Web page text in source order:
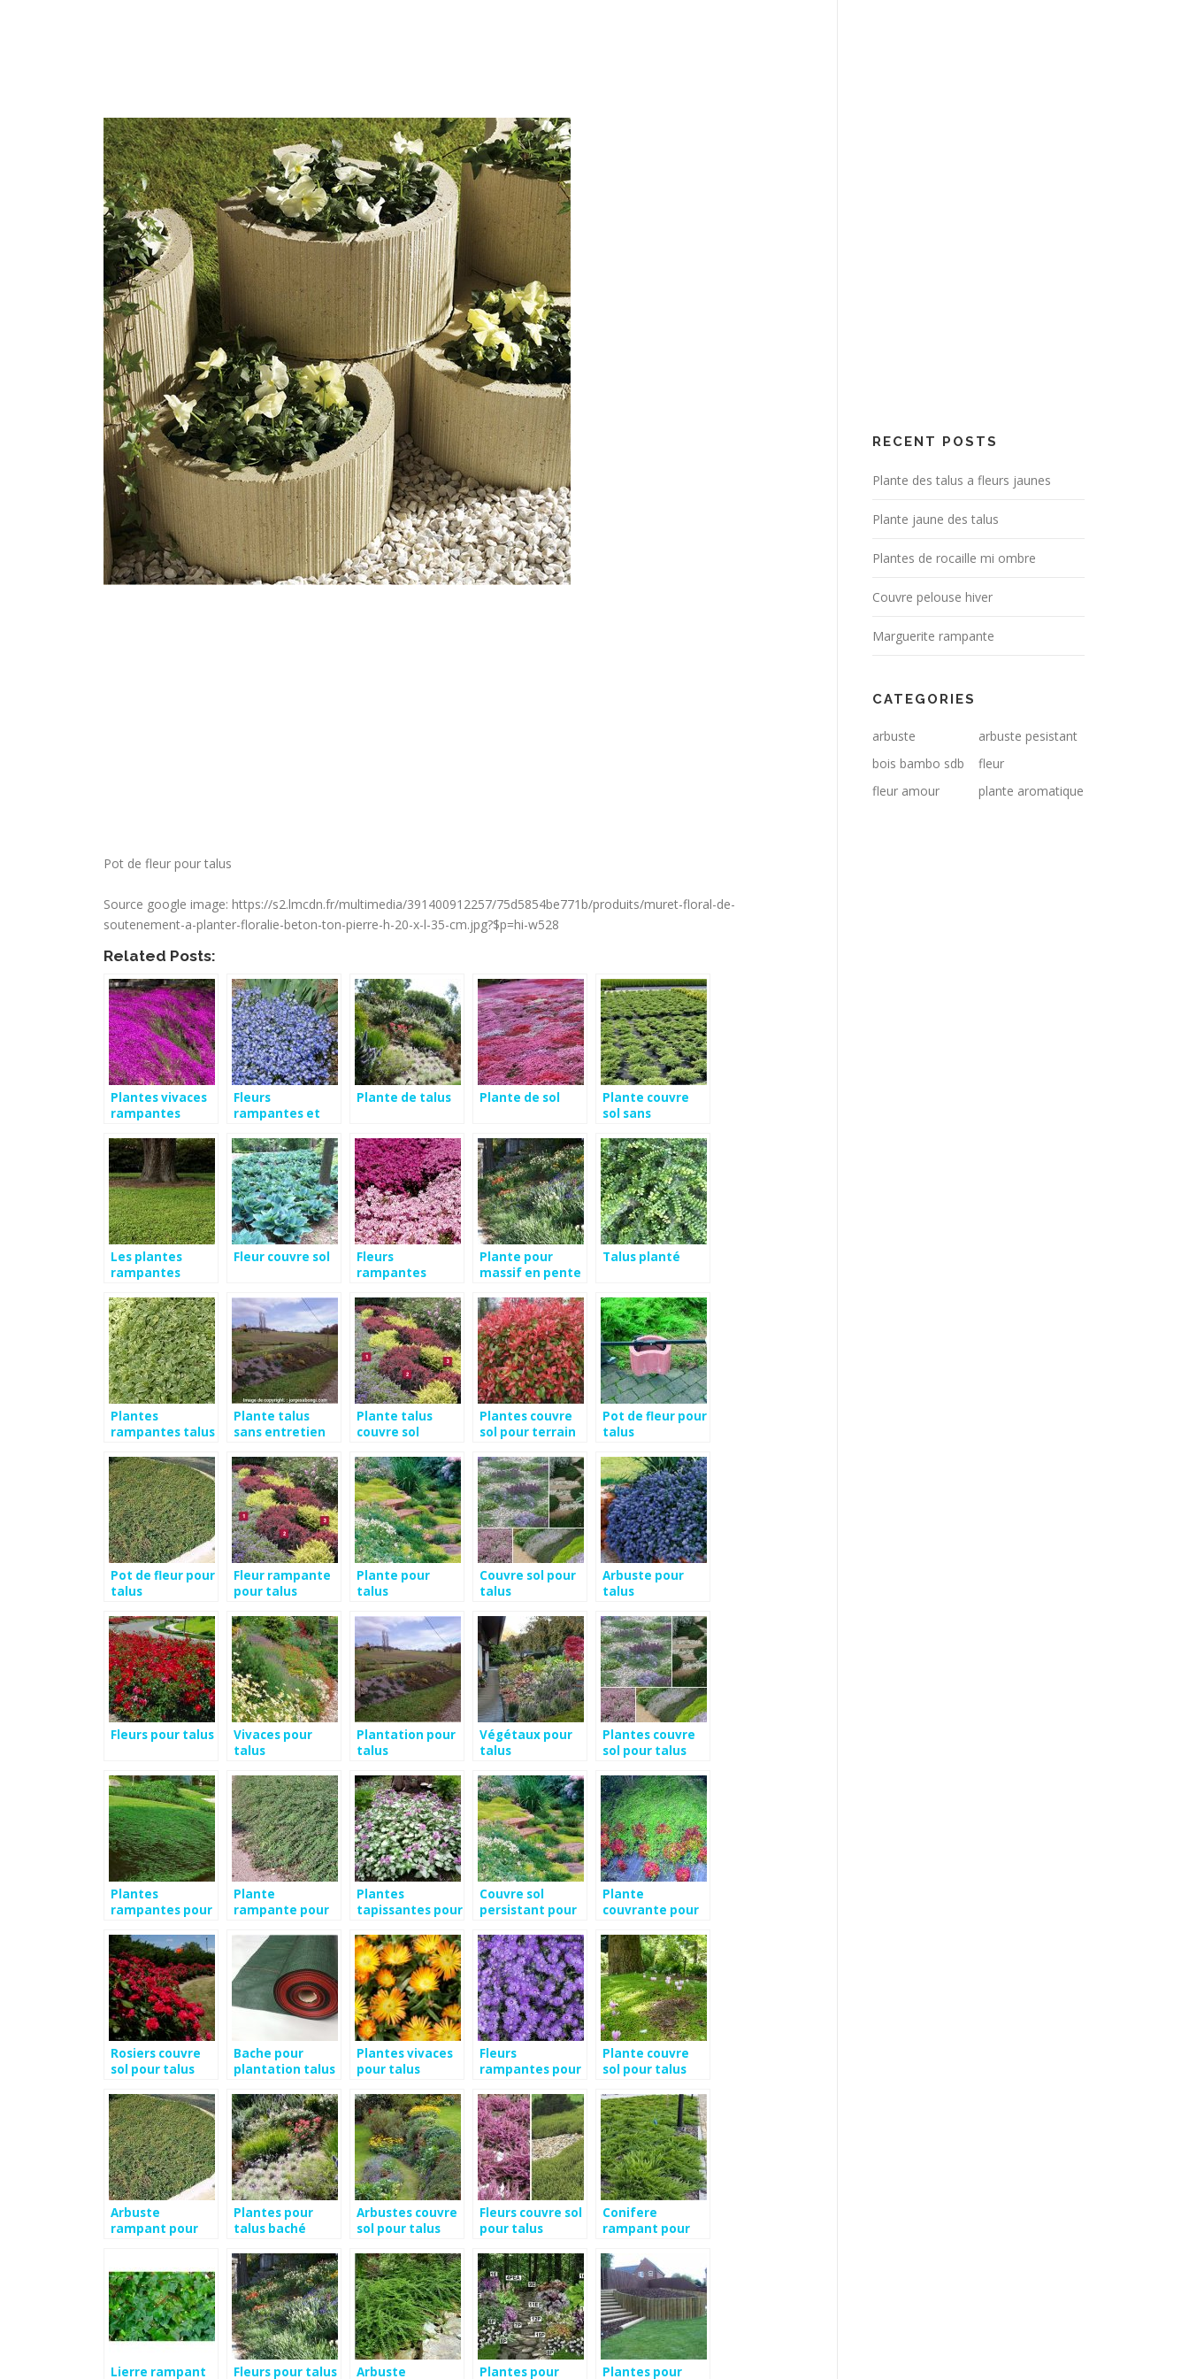
Pot de fleur pour talus
Source google image: https://s2.lmcdn.fr/multimedia/391400912257/75d5854be771b/produits/muret-floral-de-
soutenement-a-planter-floralie-beton-ton-pierre-h-20-x-l-35-cm.jpg?$p=hi-w528
Related Posts:
Plantes vivaces
rampantes
Fleurs
rampantes et
Plante de talus Plante de sol
Plante couvre
sol sans
Les plantes
rampantes
Fleur couvre sol
Fleurs
rampantes
Plante pour
massif en pente
Talus planté
Plantes
rampantes talus
Plante talus
sans entretien
Plante talus
couvre sol
Plantes couvre
sol pour terrain
Pot de fleur pour
talus
Pot de fleur pour
talus
Fleur rampante
pour talus
Plante pour
talus
Couvre sol pour
talus
Arbuste pour
talus
Fleurs pour talus
Vivaces pour
talus
Plantation pour
talus
Végétaux pour
talus
Plantes couvre
sol pour talus
Plantes
rampantes pour
Plante
rampante pour
Plantes
tapissantes pour
Couvre sol
persistant pour
Plante
couvrante pour
Rosiers couvre
sol pour talus
Bache pour
plantation talus
Plantes vivaces
pour talus
Fleurs
rampantes pour
Plante couvre
sol pour talus
Arbuste
rampant pour
Plantes pour
talus baché
Arbustes couvre
sol pour talus
Fleurs couvre sol
pour talus
Conifere
rampant pour
Lierre rampant Fleurs pour talus Arbuste Plantes pour Plantes pour
RECENT POSTS
Plante des talus a fleurs jaunes
Plante jaune des talus
Plantes de rocaille mi ombre
Couvre pelouse hiver
Marguerite rampante
CATEGORIES
arbuste
arbuste pesistant
bois bambo sdb
fleur
fleur amour
plante aromatique